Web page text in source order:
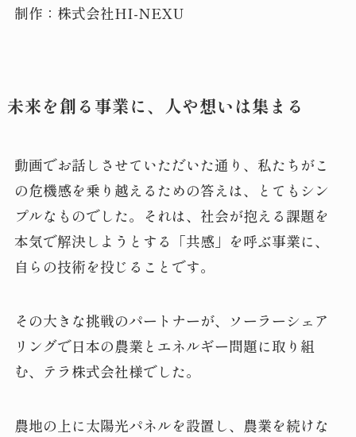
制作：株式会社HI-NEXU
未来を創る事業に、人や想いは集まる
動画でお話しさせていただいた通り、私たちがこ
の危機感を乗り越えるための答えは、とてもシン
プルなものでした。それは、社会が抱える課題を
本気で解決しようとする「共感」を呼ぶ事業に、
自らの技術を投じることです。
その大きな挑戦のパートナーが、ソーラーシェア
リングで日本の農業とエネルギー問題に取り組
む、テラ株式会社様でした。
農地の上に太陽光パネルを設置し、農業を続けな